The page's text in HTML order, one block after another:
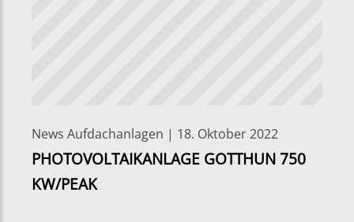
News Aufdachanlagen | 18. Oktober 2022
PHOTOVOLTAIKANLAGE GOTTHUN 750
KW/PEAK